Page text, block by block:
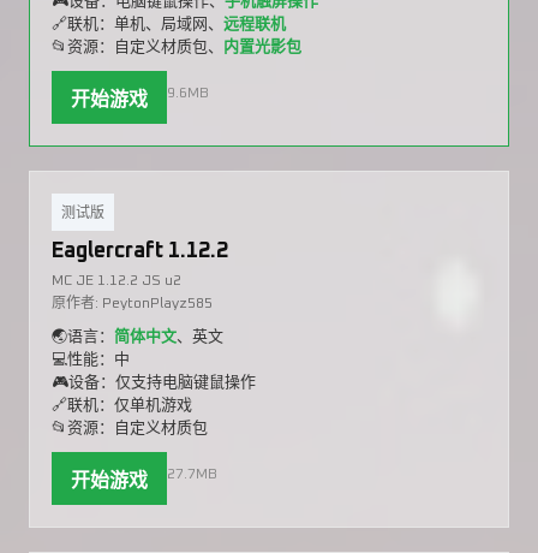
🔗联机：单机、局域网、 远程联机
📂资源：自定义材质包、
内置光影包
开始游戏 9.6MB
测试版
Eaglercraft 1.12.2
MC JE 1.12.2 JS u2
原作者: PeytonPlayz585
🌏语言： 简体中文、英文
💻性能：中
🎮设备：仅支持电脑键鼠操作
🔗联机：仅单机游戏
📂资源：自定义材质包
开始游戏 27.7MB